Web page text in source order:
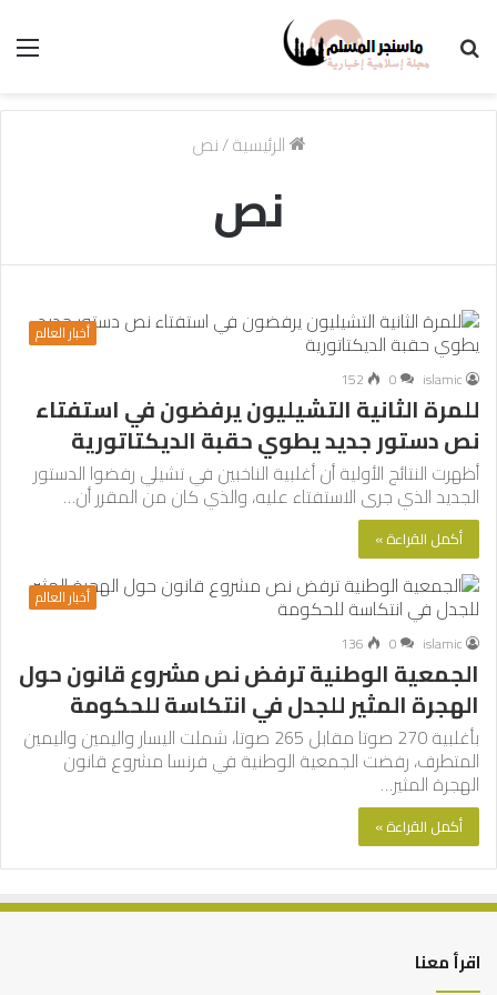
الرئيسية/نص
نص
أخبار العالم
islamic
0
152
للمرة الثانية التشيليون يرفضون في استفتاء
نص دستور جديد يطوي حقبة الديكتاتورية
أظهرت النتائج الأولية أن أغلبية الناخبين في تشيلي رفضوا الدستور
الجديد الذي جرى الاستفتاء عليه، والذي كان من المقرر أن…
أكمل القراءة »
أخبار العالم
islamic
0
136
الجمعية الوطنية ترفض نص مشروع قانون حول
الهجرة المثير للجدل في انتكاسة للحكومة
بأغلبية 270 صوتا مقابل 265 صوتا، شملت اليسار واليمين واليمين
المتطرف، رفضت الجمعية الوطنية في فرنسا مشروع قانون
الهجرة المثير…
أكمل القراءة »
اقرأ معنا